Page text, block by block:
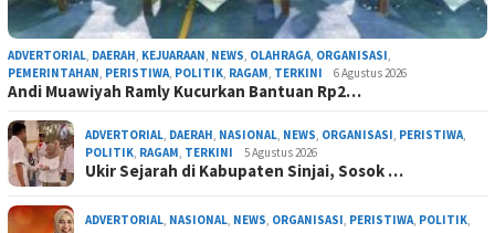
ADVERTORIAL, DAERAH, KEJUARAAN, NEWS, OLAHRAGA, ORGANISASI,
PEMERINTAHAN, PERISTIWA, POLITIK, RAGAM, TERKINI 6 Agustus 2026
Andi Muawiyah Ramly Kucurkan Bantuan Rp2…
ADVERTORIAL, DAERAH, NASIONAL, NEWS, ORGANISASI, PERISTIWA,
POLITIK, RAGAM, TERKINI 5 Agustus 2026
Ukir Sejarah di Kabupaten Sinjai, Sosok …
ADVERTORIAL, NASIONAL, NEWS, ORGANISASI, PERISTIWA, POLITIK,